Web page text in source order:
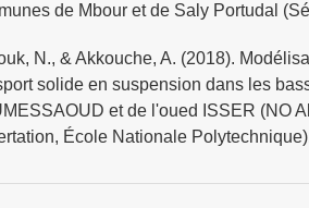
de Mbour et de Saly Portudal
N., & Akkouche, A. (2018).
solide en suspension dans les
et de l'oued ISSER (NO
École Nationale